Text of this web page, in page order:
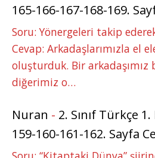
165-166-167-168-169.
Soru: Yönergeleri takip
Cevap: Arkadaşlarımızla el
oluşturduk. Bir arkadaşımız
diğerimiz o…
Nuran - 2. Sınıf Türkçe
159-160-161-162. Sayfa